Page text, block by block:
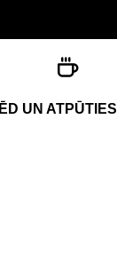
ĒD UN ATPŪTIES